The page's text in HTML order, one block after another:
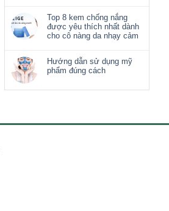
Top 8 kem chống nắng
được yêu thích nhất dành
cho cô nàng da nhạy cảm
Hướng dẫn sử dụng mỹ
phẩm đúng cách